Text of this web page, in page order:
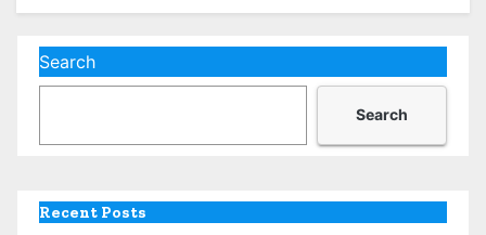
Search
Search
Recent Posts